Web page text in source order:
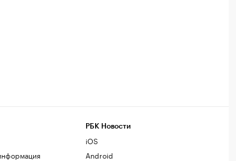
РБК Новости
iOS
Android